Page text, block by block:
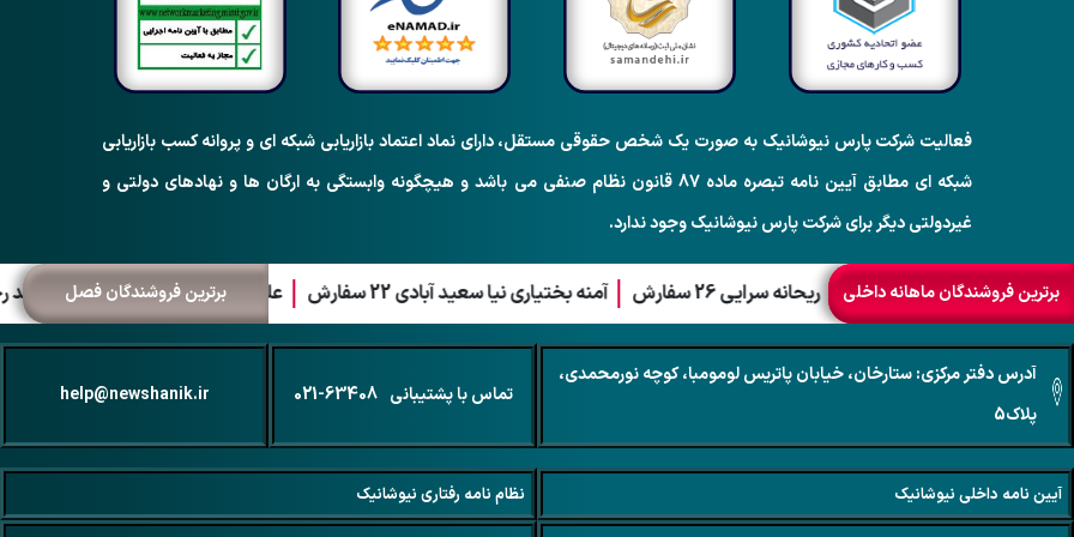
فعالیت شرکت پارس نیوشانیک به صورت یک شخص حقوقی مستقل، دارای نماد اعتماد بازاریابی شبکه ای و پروانه کسب بازاریابی
شبکه ای مطابق آیین نامه تبصره ماده 87 قانون نظام صنفی می باشد و هیچگونه وابستگی به ارگان ها و نهادهای دولتی و
غیردولتی دیگر برای شرکت پارس نیوشانیک وجود ندارد.
برترین فروشندگان ماهانه داخلی
اصغری 28 سفارش ریحانه سرایی 26 سفارش آمنه بختیاری نیا سعید آبادی 22 سفارش علیرضا صادقی آواز 21 سفارش احسان کمالبرترین فروشندگان فصل فاطمه ابراهیمی 2,500,000,000 ریال نرگس خاتون مزنگی 2,222,000,000 ریال حامد رحمانی 2,188,909,077 ریال
آدرس دفتر مرکزی: ستارخان، خیابان پاتریس لومومبا، کوچه نورمحمدی،
پلاک5
تماس با پشتیبانی 021-63408
help@newshanik.ir
آیین نامه داخلی نیوشانیک نظام نامه رفتاری نیوشانیک